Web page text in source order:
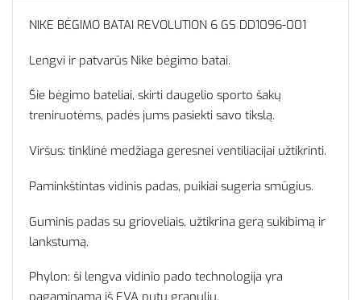
NIKE BĖGIMO BATAI REVOLUTION 6 GS DD1096-001
Lengvi ir patvarūs Nike bėgimo batai.
Šie bėgimo bateliai, skirti daugelio sporto šakų
treniruotėms, padės jums pasiekti savo tikslą.
Viršus: tinklinė medžiaga geresnei ventiliacijai užtikrinti.
Paminkštintas vidinis padas, puikiai sugeria smūgius.
Guminis padas su grioveliais, užtikrina gerą sukibimą ir
lankstumą.
Phylon: ši lengva vidinio pado technologija yra